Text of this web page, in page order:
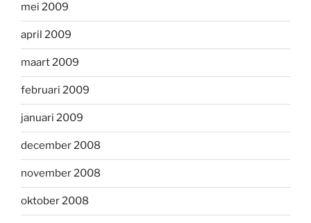
mei 2009
april 2009
maart 2009
februari 2009
januari 2009
december 2008
november 2008
oktober 2008